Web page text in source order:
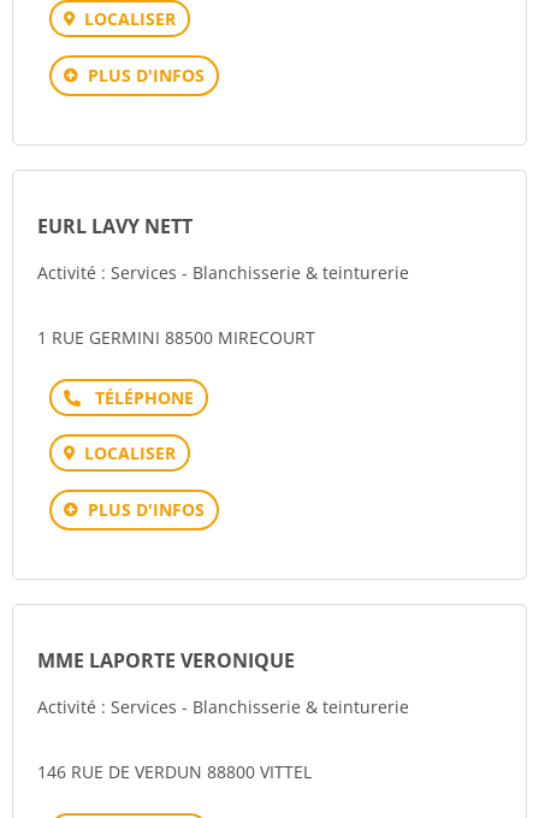
LOCALISER
PLUS D'INFOS
EURL LAVY NETT
Activité : Services - Blanchisserie & teinturerie
1 RUE GERMINI 88500 MIRECOURT
Téléphone
LOCALISER
PLUS D'INFOS
MME LAPORTE VERONIQUE
Activité : Services - Blanchisserie & teinturerie
146 RUE DE VERDUN 88800 VITTEL